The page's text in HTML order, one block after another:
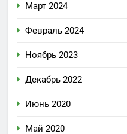
Март 2024
Февраль 2024
Ноябрь 2023
Декабрь 2022
Июнь 2020
Май 2020